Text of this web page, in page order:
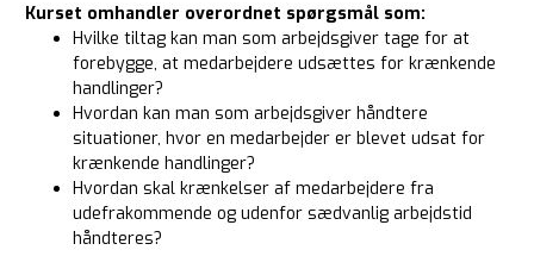
Kurset omhandler overordnet spørgsmål som:
Hvilke tiltag kan man som arbejdsgiver tage for at
forebygge, at medarbejdere udsættes for krænkende
handlinger?
Hvordan kan man som arbejdsgiver håndtere
situationer, hvor en medarbejder er blevet udsat for
krænkende handlinger?
Hvordan skal krænkelser af medarbejdere fra
udefrakommende og udenfor sædvanlig arbejdstid
håndteres?